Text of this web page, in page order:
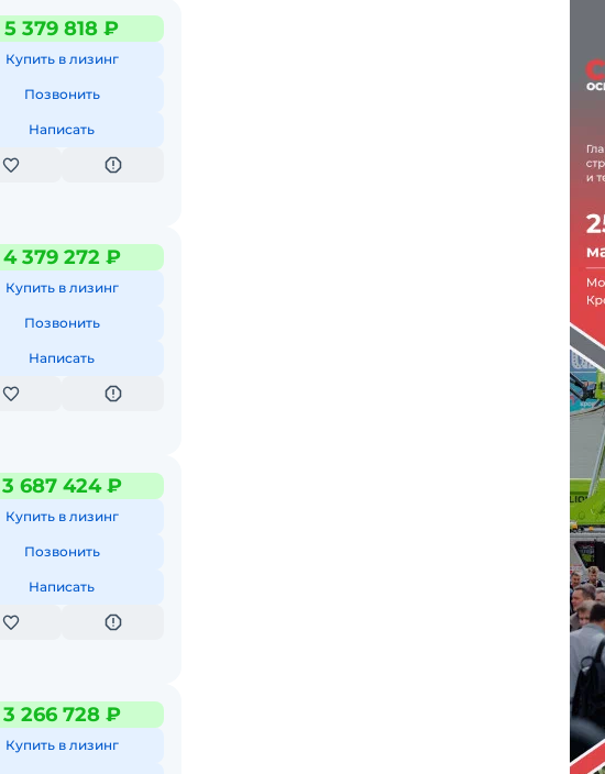
5 379 818 ₽
Купить в лизинг
Позвонить
Написать
4 379 272 ₽
Купить в лизинг
Позвонить
Написать
3 687 424 ₽
Купить в лизинг
Позвонить
Написать
3 266 728 ₽
Купить в лизинг